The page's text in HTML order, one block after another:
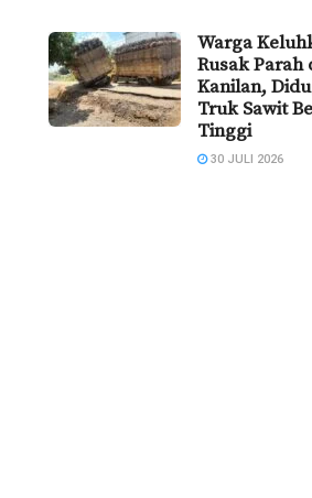
Warga
Rusak Parah
Kanilan,
Truk Sawit
Tinggi
30 JULI 2026